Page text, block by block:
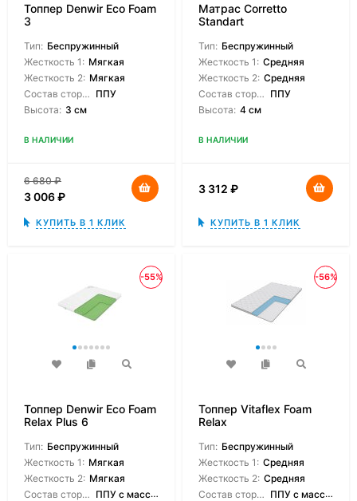
Топпер Denwir Eco Foam
3
Тип: Беспружинный
Жесткость 1: Мягкая
Жесткость 2: Мягкая
Состав сторон: ППУ
Высота: 3 см
В НАЛИЧИИ
6 680₽
3 006₽
КУПИТЬ В 1 КЛИК
Матрас Corretto
Standart
Тип: Беспружинный
Жесткость 1: Средняя
Жесткость 2: Средняя
Состав сторон: ППУ
Высота: 4 см
В НАЛИЧИИ
3 312 ₽
КУПИТЬ В 1 КЛИК
-55%
Топпер Denwir Eco Foam
Relax Plus 6
Тип: Беспружинный
Жесткость 1: Мягкая
Жесткость 2: Мягкая
Состав сторон: ППУ с массажным эффектом
-56%
Топпер Vitaflex Foam
Relax
Тип: Беспружинный
Жесткость 1: Средняя
Жесткость 2: Средняя
Состав сторон: ППУ с массажным эффектом